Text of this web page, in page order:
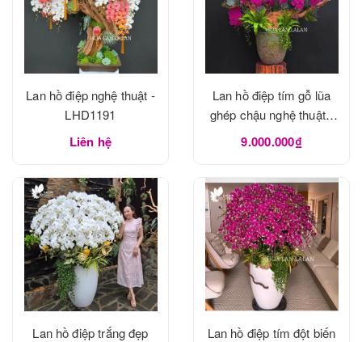
Lan hồ điệp nghệ thuật -
LHD1191
Liên hệ
Lan hồ điệp tím gỗ lũa
ghép chậu nghệ thuật -
LHD1190
9.000.000₫
Lan hồ điệp trắng đẹp
Lan hồ điệp tím đột biến